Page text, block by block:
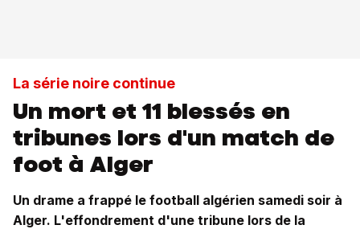
La série noire continue
Un mort et 11 blessés en
tribunes lors d'un match de
foot à Alger
Un drame a frappé le football algérien samedi soir à
Alger. L'effondrement d'une tribune lors de la